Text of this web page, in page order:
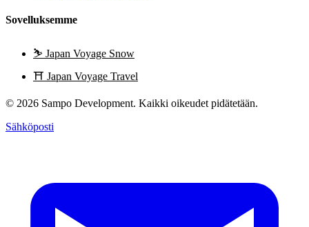
Sovelluksemme
⛷️ Japan Voyage Snow
⛩️ Japan Voyage Travel
© 2026 Sampo Development. Kaikki oikeudet pidätetään.
Sähköposti